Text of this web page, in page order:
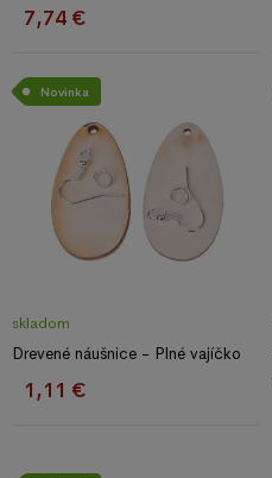
7,74 €
Novinka
skladom
Drevené náušnice - Plné vajíčko
1,11 €